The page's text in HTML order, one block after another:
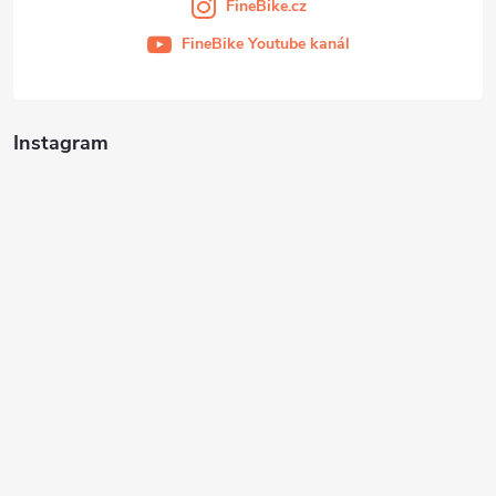
Instagram
FineBike.cz
FineBike Youtube kanál